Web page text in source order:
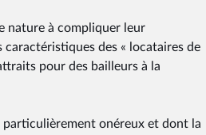
nature à compliquer leur
des « locataires de
pour des bailleurs à la
particulièrement onéreux et dont la